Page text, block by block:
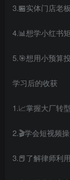
3.🏪实体门店老
4.📊想学小红书
5.🎯想用小预算
学习后的收获
1.📈掌握大厂转
2.🎬学会短视频
3.📕了解律师利